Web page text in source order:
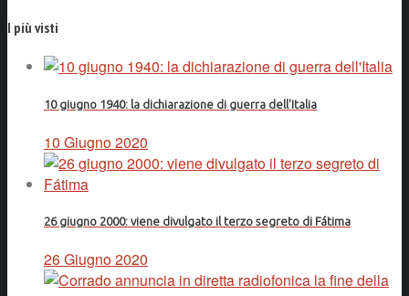
I più visti
10 giugno 1940: la dichiarazione di guerra dell'Italia
10 Giugno 2020
26 giugno 2000: viene divulgato il terzo segreto di Fátima
26 Giugno 2020